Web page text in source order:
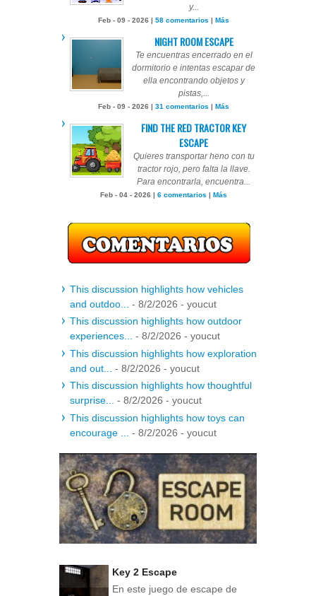
y...
Feb - 09 - 2026 | 58 comentarios | Más
NIGHT ROOM ESCAPE
Te encuentras encerrado en el
dormitorio e intentas escapar de
ella encontrando objetos y
pistas,...
Feb - 09 - 2026 | 31 comentarios | Más
FIND THE RED TRACTOR KEY
ESCAPE
Quieres transportar heno con tu
tractor rojo, pero falta la llave.
Para encontrarla, encuentra...
Feb - 04 - 2026 | 6 comentarios | Más
This discussion highlights how vehicles
and outdoo...
- 8/2/2026 - youcut
This discussion highlights how outdoor
experiences... - 8/2/2026 - youcut
This discussion highlights how exploration
and out...
- 8/2/2026 - youcut
This discussion highlights how thoughtful
surprise... - 8/2/2026 - youcut
This discussion highlights how toys can
encourage ...
- 8/2/2026 - youcut
Key 2 Escape
En este juego de escape de